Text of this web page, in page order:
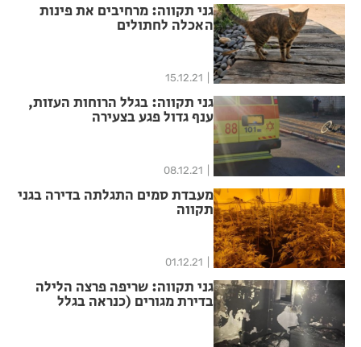
גני תקווה: מרחיבים את פינות
האכלה לחתולים
15.12.21
גני תקווה: בגלל הרוחות העזות,
ענף גדול פגע בצעירה
08.12.21
מעבדת סמים התגלתה בדירה בגני
תקווה
01.12.21
גני תקווה: שריפה פרצה הלילה
בדירת מגורים (כנראה בגלל